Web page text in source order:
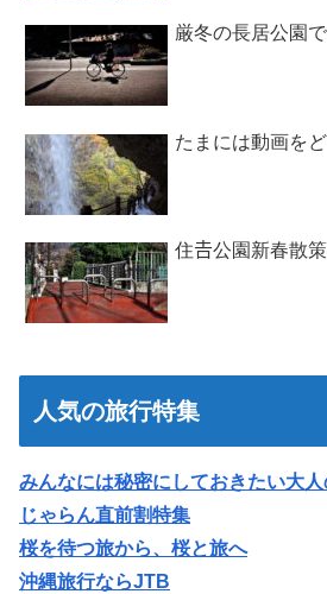
厳冬の長居公園
たまには動画を
住𠮷公園新春散策
人気の旅行特集
みんなには秘密にしておきたい大
じゃらん直前割特集
桜を待つ旅から、桜と旅へ
沖縄旅行ならJTB